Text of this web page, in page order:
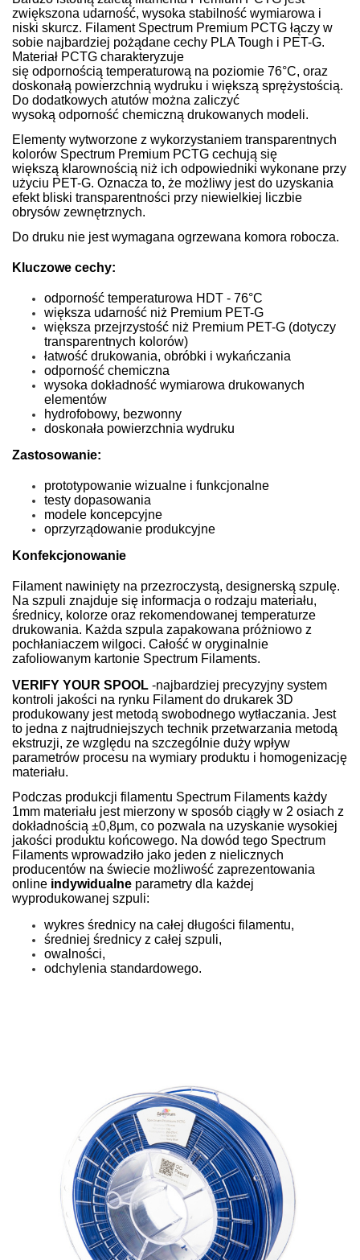
zwiększona udarność, wysoka stabilność wymiarowa i
niski skurcz. Filament Spectrum Premium PCTG łączy w
sobie najbardziej pożądane cechy PLA Tough i PET-G.
Materiał PCTG charakteryzuje
się odpornością temperaturową na poziomie 76°C, oraz
doskonałą powierzchnią wydruku i większą sprężystością.
Do dodatkowych atutów można zaliczyć
wysoką odporność chemiczną drukowanych modeli.
Elementy wytworzone z wykorzystaniem transparentnych
kolorów Spectrum Premium PCTG cechują się
większą klarownością niż ich odpowiedniki wykonane przy
użyciu PET-G. Oznacza to, że możliwy jest do uzyskania
efekt bliski transparentności przy niewielkiej liczbie
obrysów zewnętrznych.
Do druku nie jest wymagana ogrzewana komora robocza.
Kluczowe cechy:
odporność temperaturowa HDT - 76°C
większa udarność niż Premium PET-G
większa przejrzystość niż Premium PET-G (dotyczy
transparentnych kolorów)
łatwość drukowania, obróbki i wykańczania
odporność chemiczna
wysoka dokładność wymiarowa drukowanych
elementów
hydrofobowy, bezwonny
doskonała powierzchnia wydruku
Zastosowanie:
prototypowanie wizualne i funkcjonalne
testy dopasowania
modele koncepcyjne
oprzyrządowanie produkcyjne
Konfekcjonowanie
Filament nawinięty na przezroczystą, designerską szpulę.
Na szpuli znajduje się informacja o rodzaju materiału,
średnicy, kolorze oraz rekomendowanej temperaturze
drukowania. Każda szpula zapakowana próżniowo z
pochłaniaczem wilgoci. Całość w oryginalnie
zafoliowanym kartonie Spectrum Filaments.
VERIFY YOUR SPOOL -najbardziej precyzyjny system
kontroli jakości na rynku Filament do drukarek 3D
produkowany jest metodą swobodnego wytłaczania. Jest
to jedna z najtrudniejszych technik przetwarzania metodą
ekstruzji, ze względu na szczególnie duży wpływ
parametrów procesu na wymiary produktu i homogenizację
materiału.
Podczas produkcji filamentu Spectrum Filaments każdy
1mm materiału jest mierzony w sposób ciągły w 2 osiach z
dokładnością ±0,8µm, co pozwala na uzyskanie wysokiej
jakości produktu końcowego. Na dowód tego Spectrum
Filaments wprowadziło jako jeden z nielicznych
producentów na świecie możliwość zaprezentowania
online indywidualne parametry dla każdej
wyprodukowanej szpuli:
wykres średnicy na całej długości filamentu,
średniej średnicy z całej szpuli,
owalności,
odchylenia standardowego.